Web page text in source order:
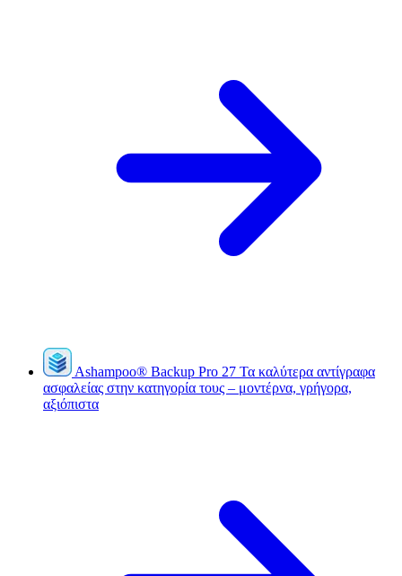
Ashampoo® Backup Pro 27 Τα καλύτερα αντίγραφα
ασφαλείας στην κατηγορία τους – μοντέρνα, γρήγορα,
αξιόπιστα